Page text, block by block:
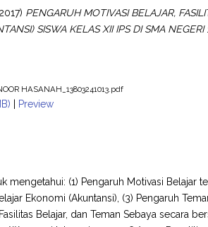
PENGARUH MOTIVASI BELAJAR,
SISWA KELAS XII IPS DI SMA
HASANAH_13803241013.pdf
| Preview
mengetahui: (1) Pengaruh Motivasi Belajar
Ekonomi (Akuntansi), (3) Pengaruh
Belajar, dan Teman Sebaya secara